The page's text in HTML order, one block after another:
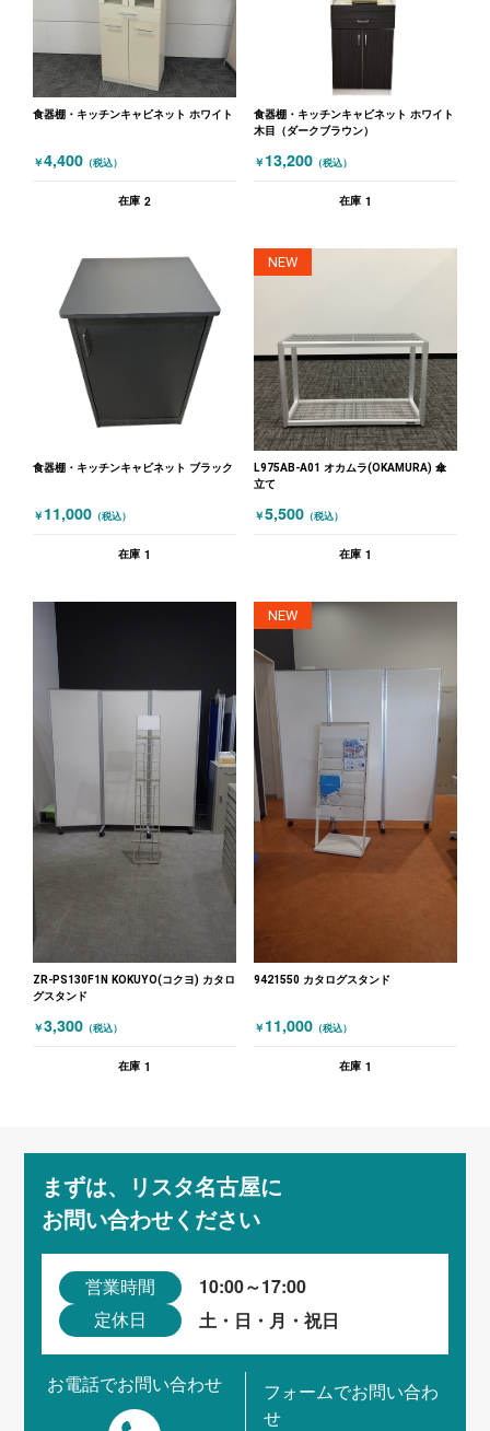
食器棚・キッチンキャビネット ホワイト
￥4,400 （税込）
在庫 2
食器棚・キッチンキャビネット ホワイト
木目（ダークブラウン）
￥ 13,200 （税込）
在庫 1
食器棚・キッチンキャビネット ブラック
￥ 11,000 （税込）
在庫 1
NEW
L975AB-A01 オカムラ(OKAMURA) 傘
立て
￥5,500 （税込）
在庫 1
ZR-PS130F1N KOKUYO(コクヨ) カタロ
グスタンド
￥3,300 （税込）
在庫 1
NEW
9421550 カタログスタンド
￥ 11,000 （税込）
在庫 1
まずは、リスタ名古屋に
お問い合わせください
営業時間 10:00～17:00
定休日 土・日・月・祝日
お電話でお問い合わせ
フォームでお問い合わ
せ